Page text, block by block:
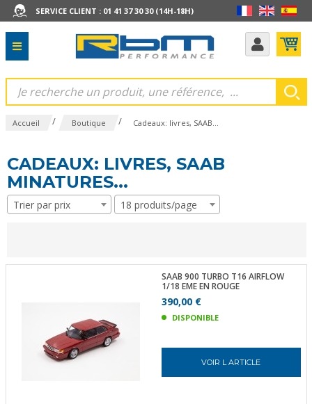
SERVICE CLIENT : 01 41 37 30 30 (14H-18H)
Accueil / Boutique / Cadeaux: livres, SAAB...
CADEAUX: LIVRES, SAAB
MINATURES...
Trier par prix 18 produits/page
SAAB 900 TURBO T16 AIRFLOW
1/18 EME EN ROUGE
390,00 €
DISPONIBLE
VOIR L ARTICLE